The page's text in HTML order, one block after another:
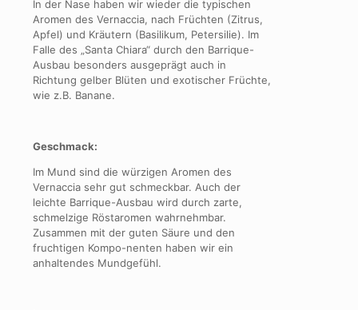
In der Nase haben wir wieder die typischen
Aromen des Vernaccia, nach Früchten (Zitrus,
Apfel) und Kräutern (Basilikum, Petersilie). Im
Falle des „Santa Chiara“ durch den Barrique-
Ausbau besonders ausgeprägt auch in
Richtung gelber Blüten und exotischer Früchte,
wie z.B. Banane.
Geschmack:
Im Mund sind die würzigen Aromen des
Vernaccia sehr gut schmeckbar. Auch der
leichte Barrique-Ausbau wird durch zarte,
schmelzige Röstaromen wahrnehmbar.
Zusammen mit der guten Säure und den
fruchtigen Kompo-nenten haben wir ein
anhaltendes Mundgefühl.